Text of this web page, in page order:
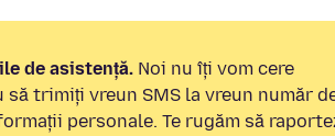
de asistență. Noi nu îți vom cere
trimiți vreun SMS la vreun număr
personale. Te rugăm să